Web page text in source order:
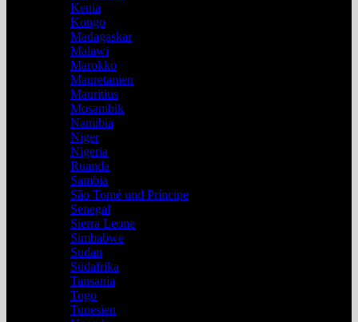
Kenia
Kongo
Madagaskar
Malawi
Marokko
Mauretanien
Mauritius
Mosambik
Namibia
Niger
Nigeria
Ruanda
Sambia
São Tomé und Príncipe
Senegal
Sierra Leone
Simbabwe
Sudan
Südafrika
Tansania
Togo
Tunesien